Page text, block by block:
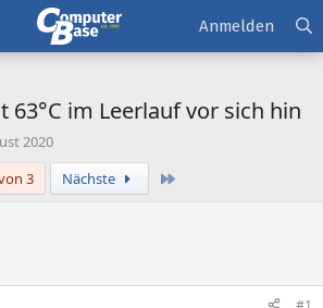
Anmelden
63°C im Leerlauf vor sich hin
2020
3
Nächste